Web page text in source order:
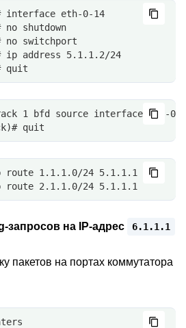
interface eth-0-14
shutdown
switchport
address 5.1.1.2/24
quit
1 bfd source interface eth-0-
quit
route 1.1.1.0/24 5.1.1.1
route 2.1.1.0/24 5.1.1.1
запросов на IP-адрес 6.1.1.1
пакетов на портах коммутатора